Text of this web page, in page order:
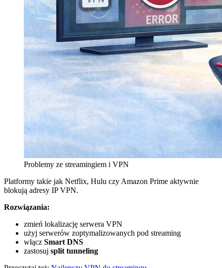
Problemy ze streamingiem i VPN
Platformy takie jak Netflix, Hulu czy Amazon Prime aktywnie
blokują adresy IP VPN.
Rozwiązania:
zmień lokalizację serwera VPN
użyj serwerów zoptymalizowanych pod streaming
włącz Smart DNS
zastosuj split tunneling